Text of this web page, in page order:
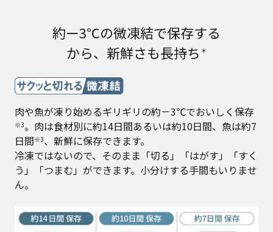
約ー3℃の微凍結で保存する
から、新鮮さも長持ち ＊
肉や魚が凍り始めるギリギリの約－3℃でおいしく保存
※3。肉は食材別に約14日間あるいは約10日間、魚は約7
日間※3、新鮮に保存できます。
冷凍ではないので、そのまま「切る」「はがす」「すく
う」「つまむ」ができます。小分けする手間もいりませ
ん。